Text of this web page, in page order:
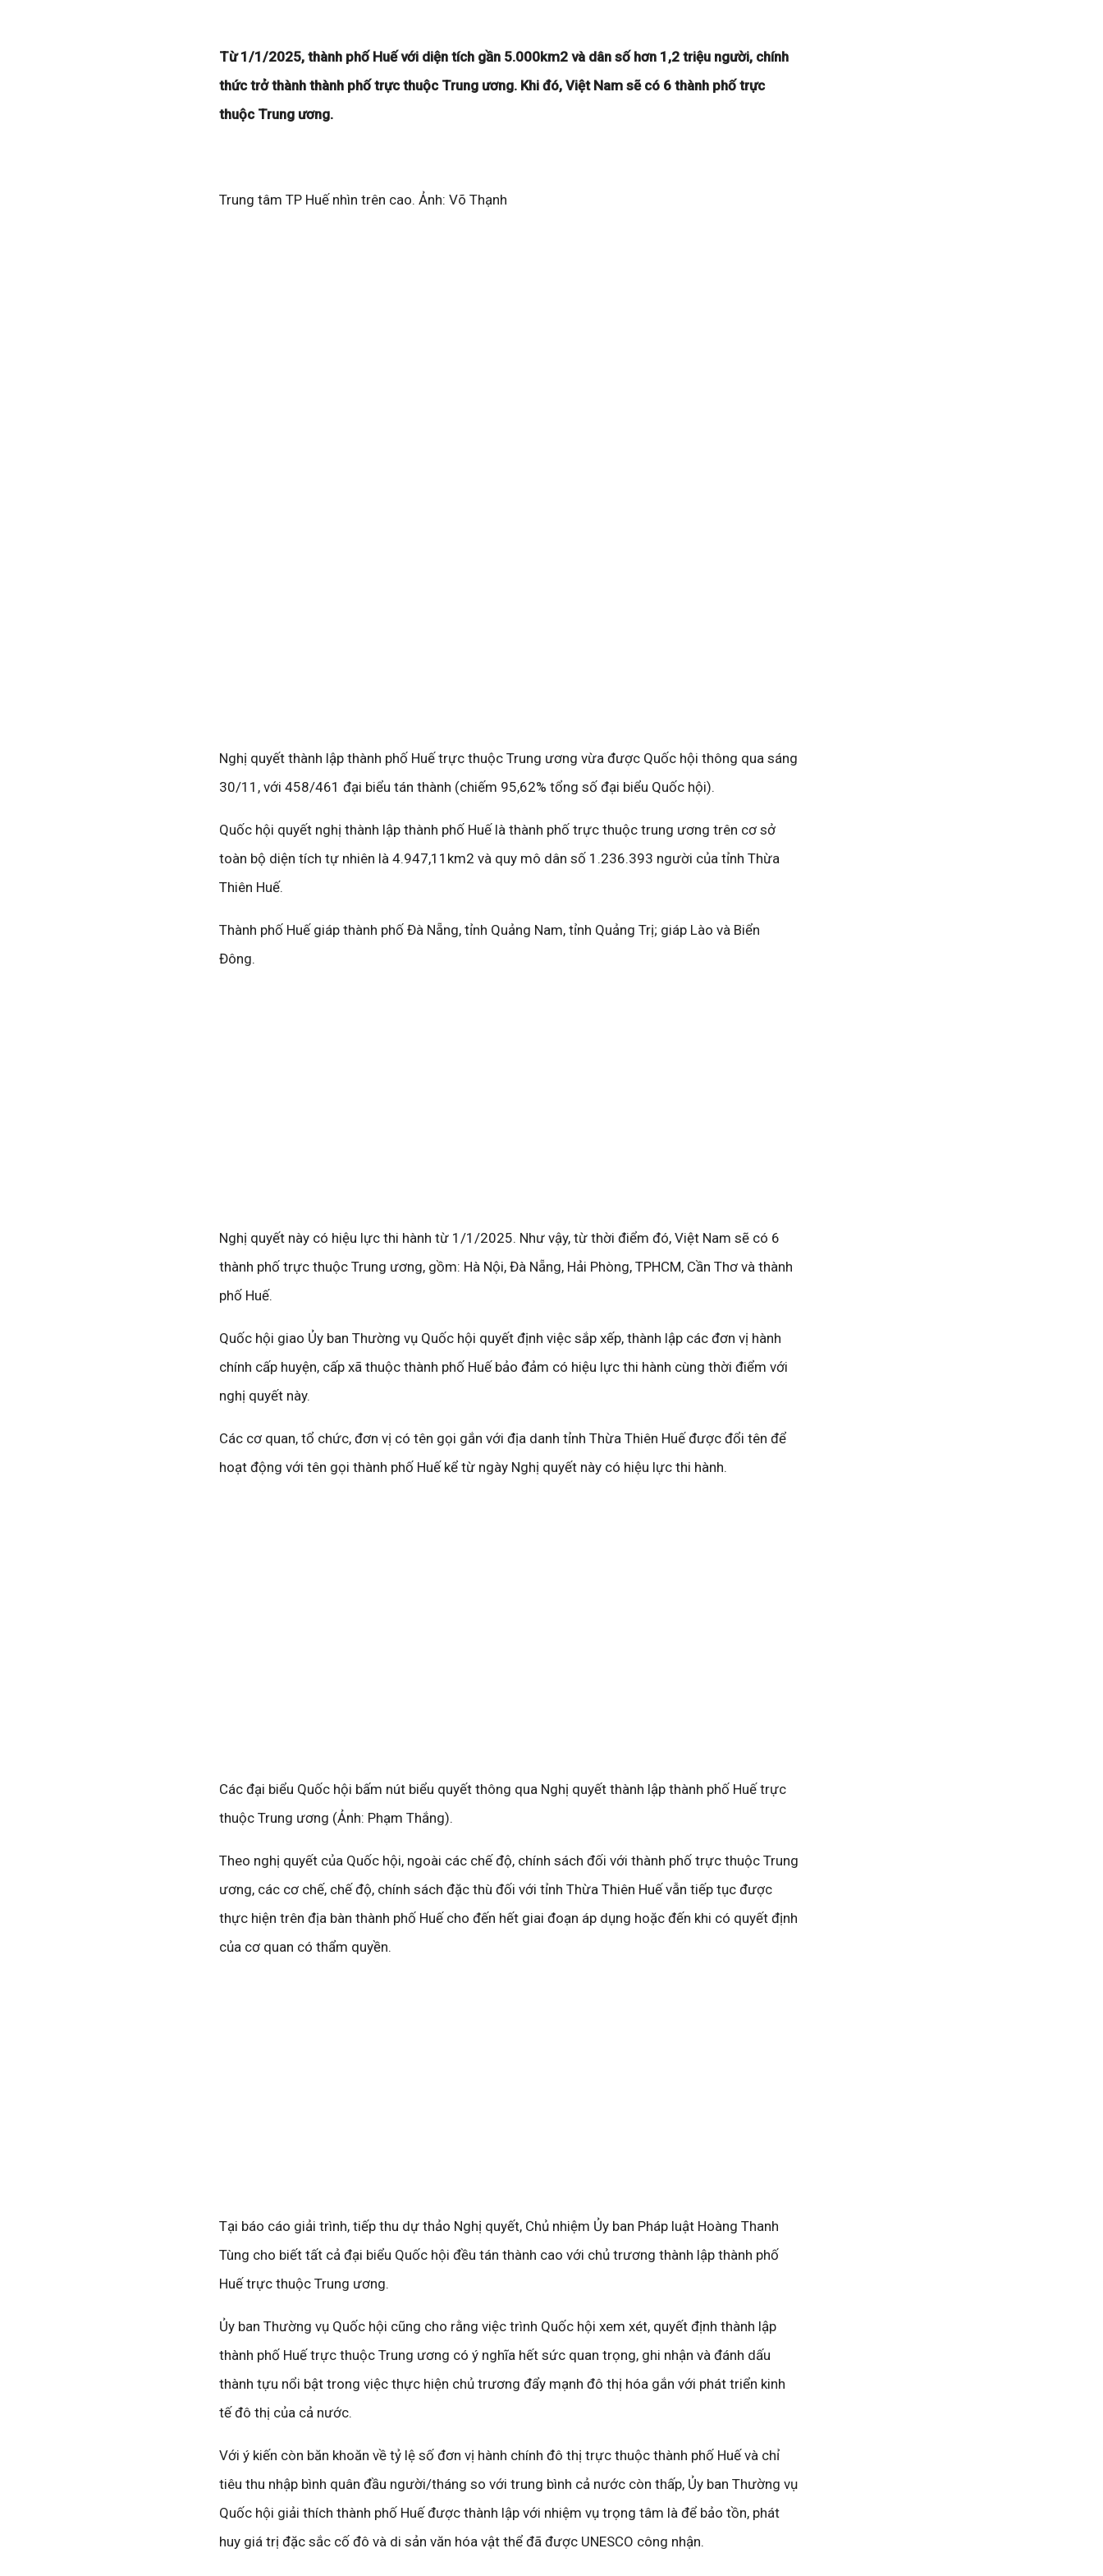
Từ 1/1/2025, thành phố Huế với diện tích gần 5.000km2 và dân số hơn 1,2 triệu người, chính
thức trở thành thành phố trực thuộc Trung ương. Khi đó, Việt Nam sẽ có 6 thành phố trực
thuộc Trung ương.
Trung tâm TP Huế nhìn trên cao. Ảnh: Võ Thạnh
Nghị quyết thành lập thành phố Huế trực thuộc Trung ương vừa được Quốc hội thông qua sáng
30/11, với 458/461 đại biểu tán thành (chiếm 95,62% tổng số đại biểu Quốc hội).
Quốc hội quyết nghị thành lập thành phố Huế là thành phố trực thuộc trung ương trên cơ sở
toàn bộ diện tích tự nhiên là 4.947,11km2 và quy mô dân số 1.236.393 người của tỉnh Thừa
Thiên Huế.
Thành phố Huế giáp thành phố Đà Nẵng, tỉnh Quảng Nam, tỉnh Quảng Trị; giáp Lào và Biển
Đông.
Nghị quyết này có hiệu lực thi hành từ 1/1/2025. Như vậy, từ thời điểm đó, Việt Nam sẽ có 6
thành phố trực thuộc Trung ương, gồm: Hà Nội, Đà Nẵng, Hải Phòng, TPHCM, Cần Thơ và thành
phố Huế.
Quốc hội giao Ủy ban Thường vụ Quốc hội quyết định việc sắp xếp, thành lập các đơn vị hành
chính cấp huyện, cấp xã thuộc thành phố Huế bảo đảm có hiệu lực thi hành cùng thời điểm với
nghị quyết này.
Các cơ quan, tổ chức, đơn vị có tên gọi gắn với địa danh tỉnh Thừa Thiên Huế được đổi tên để
hoạt động với tên gọi thành phố Huế kể từ ngày Nghị quyết này có hiệu lực thi hành.
Các đại biểu Quốc hội bấm nút biểu quyết thông qua Nghị quyết thành lập thành phố Huế trực
thuộc Trung ương (Ảnh: Phạm Thắng).
Theo nghị quyết của Quốc hội, ngoài các chế độ, chính sách đối với thành phố trực thuộc Trung
ương, các cơ chế, chế độ, chính sách đặc thù đối với tỉnh Thừa Thiên Huế vẫn tiếp tục được
thực hiện trên địa bàn thành phố Huế cho đến hết giai đoạn áp dụng hoặc đến khi có quyết định
của cơ quan có thẩm quyền.
Tại báo cáo giải trình, tiếp thu dự thảo Nghị quyết, Chủ nhiệm Ủy ban Pháp luật Hoàng Thanh
Tùng cho biết tất cả đại biểu Quốc hội đều tán thành cao với chủ trương thành lập thành phố
Huế trực thuộc Trung ương.
Ủy ban Thường vụ Quốc hội cũng cho rằng việc trình Quốc hội xem xét, quyết định thành lập
thành phố Huế trực thuộc Trung ương có ý nghĩa hết sức quan trọng, ghi nhận và đánh dấu
thành tựu nổi bật trong việc thực hiện chủ trương đẩy mạnh đô thị hóa gắn với phát triển kinh
tế đô thị của cả nước.
Với ý kiến còn băn khoăn về tỷ lệ số đơn vị hành chính đô thị trực thuộc thành phố Huế và chỉ
tiêu thu nhập bình quân đầu người/tháng so với trung bình cả nước còn thấp, Ủy ban Thường vụ
Quốc hội giải thích thành phố Huế được thành lập với nhiệm vụ trọng tâm là để bảo tồn, phát
huy giá trị đặc sắc cố đô và di sản văn hóa vật thể đã được UNESCO công nhận.